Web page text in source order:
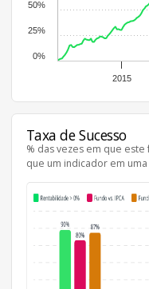
2015
0%
25%
50%
Taxa de Sucesso
% das vezes em que
que um indicador em